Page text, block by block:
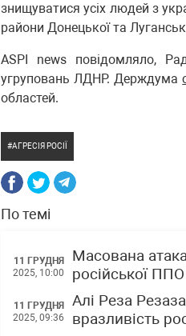
знищуватися усіх людей з
райони Донецької та
ASPI news повідомляло,
угруповань ЛДНР. Держдума
областей.
АГРЕСІЯ РОСІЇ
По темі
11 ГРУДНЯ
2025, 10:00
Масована
російської
11 ГРУДНЯ
2025, 09:36
Алі Реза
вразливість